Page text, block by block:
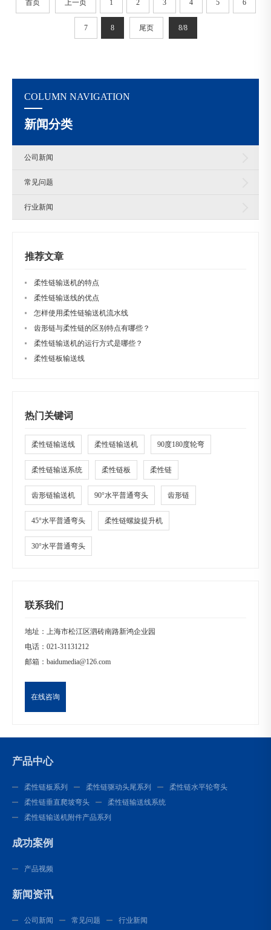
首页 上一页 1 2 3 4 5 6
7 8 尾页 8/8
COLUMN NAVIGATION
新闻分类
公司新闻
常见问题
行业新闻
推荐文章
柔性链输送机的特点
柔性链输送线的优点
怎样使用柔性链输送机流水线
齿形链与柔性链的区别特点有哪些？
柔性链输送机的运行方式是哪些？
柔性链板输送线
热门关键词
柔性链输送线 柔性链输送机 90度180度轮弯
柔性链输送系统 柔性链板 柔性链
齿形链输送机 90°水平普通弯头 齿形链
45°水平普通弯头 柔性链螺旋提升机
30°水平普通弯头
联系我们
地址：上海市松江区泗砖南路新鸿企业园
电话： 021-31131212
邮箱： baidumedia@126.com
在线咨询
产品中心
柔性链板系列 柔性链驱动头尾系列
柔性链水平轮弯头
柔性链垂直爬坡弯头
柔性链输送线系统
柔性链输送机附件产品系列
成功案例
产品视频
新闻资讯
公司新闻 常见问题 行业新闻